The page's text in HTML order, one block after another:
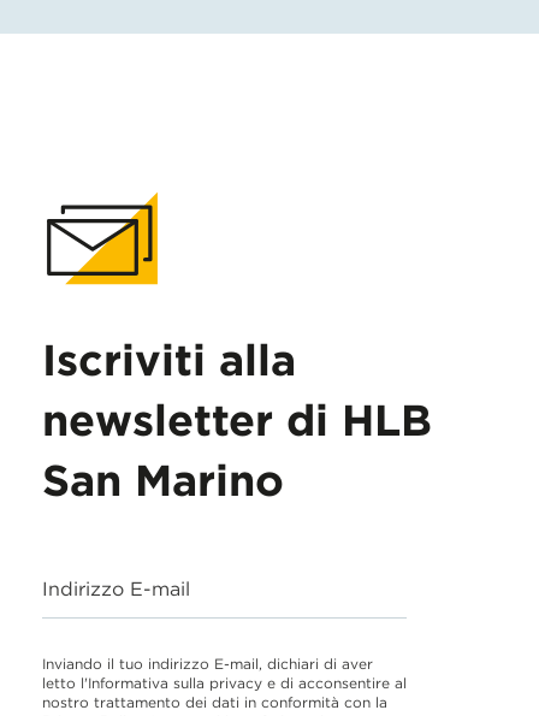
Iscriviti alla
newsletter di HLB
San Marino
Indirizzo E-mail
Inviando il tuo indirizzo E-mail, dichiari di aver
letto l'Informativa sulla privacy e di acconsentire al
nostro trattamento dei dati in conformità con la